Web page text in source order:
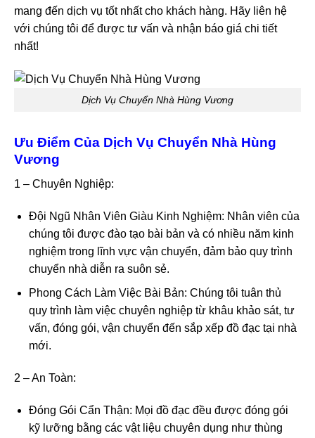
mang đến dịch vụ tốt nhất cho khách hàng. Hãy liên hệ
với chúng tôi để được tư vấn và nhận báo giá chi tiết
nhất!
Dịch Vụ Chuyển Nhà Hùng Vương
Ưu Điểm Của Dịch Vụ Chuyển Nhà Hùng
Vương
1 – Chuyên Nghiệp:
Đội Ngũ Nhân Viên Giàu Kinh Nghiệm: Nhân viên của
chúng tôi được đào tạo bài bản và có nhiều năm kinh
nghiệm trong lĩnh vực vận chuyển, đảm bảo quy trình
chuyển nhà diễn ra suôn sẻ.
Phong Cách Làm Việc Bài Bản: Chúng tôi tuân thủ
quy trình làm việc chuyên nghiệp từ khâu khảo sát, tư
vấn, đóng gói, vận chuyển đến sắp xếp đồ đạc tại nhà
mới.
2 – An Toàn:
Đóng Gói Cẩn Thận: Mọi đồ đạc đều được đóng gói
kỹ lưỡng bằng các vật liệu chuyên dụng như thùng